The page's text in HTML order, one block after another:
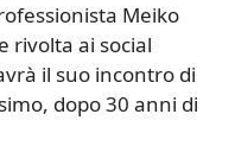
Meiko
rivolta ai social
il suo incontro di
dopo 30 anni di